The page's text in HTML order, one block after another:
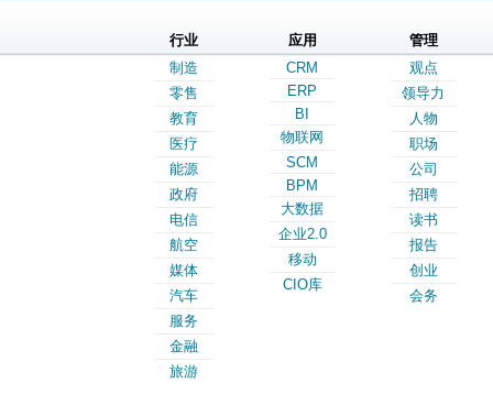
行业
制造
零售
教育
医疗
能源
政府
电信
航空
媒体
汽车
服务
金融
旅游
应用
CRM
ERP
BI
物联网
SCM
BPM
大数据
企业2.0
移动
CIO库
管理
观点
领导力
人物
职场
公司
招聘
读书
报告
创业
会务